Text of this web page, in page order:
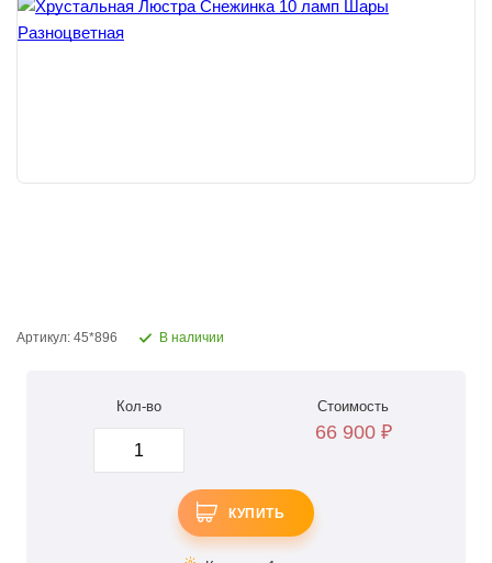
Артикул: 45*896 В наличии
Кол-во Стоимость
66 900 ₽
КУПИТЬ